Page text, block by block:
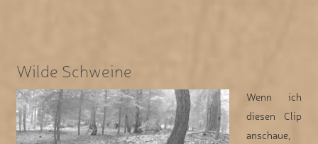
Wilde Schweine
Wenn ich
diesen Clip
anschaue,